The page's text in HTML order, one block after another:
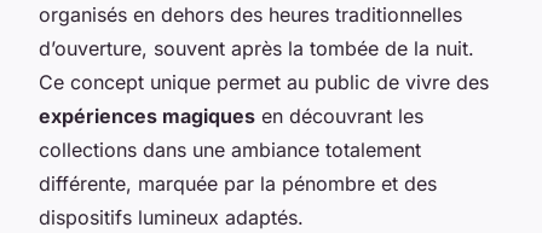
organisés en dehors des heures traditionnelles
d’ouverture, souvent après la tombée de la nuit.
Ce concept unique permet au public de vivre des
expériences magiques en découvrant les
collections dans une ambiance totalement
différente, marquée par la pénombre et des
dispositifs lumineux adaptés.